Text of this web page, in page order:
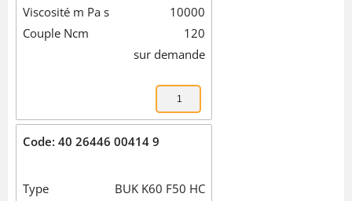
Viscosité m Pa s
10000
Couple Ncm
120
sur demande
Code: 40 26446 00414 9
Type
BUK K60 F50 HC